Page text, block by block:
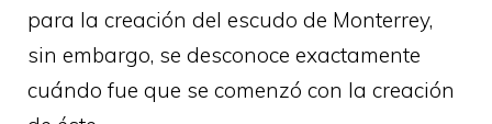
para la creación del escudo de Monterrey,
sin embargo, se desconoce exactamente
cuándo fue que se comenzó con la creación